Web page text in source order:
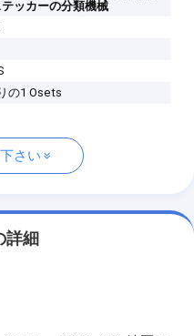
ッカーの分類機械
の1 Osets
さい
詳細